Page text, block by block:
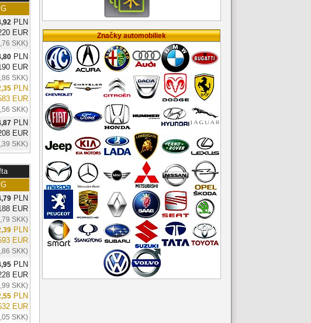
PLN
EUR
SKK)
PLN
EUR
SKK)
PLN
EUR
SKK)
PLN
EUR
SKK)
PLN
EUR
SKK)
PLN
EUR
SKK)
PLN
EUR
SKK)
PLN
EUR
SKK)
Značky automobiliek